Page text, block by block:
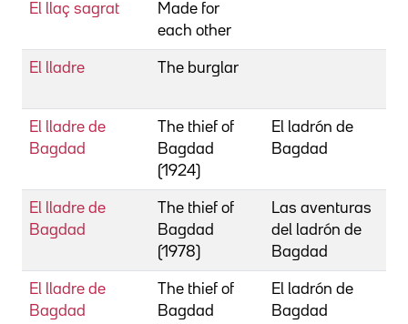
El llaç sagrat
Made for
each other
El lladre The burglar
El lladre de
Bagdad
The thief of
Bagdad
(1924)
El ladrón de
Bagdad
El lladre de
Bagdad
The thief of
Bagdad
(1978)
Las aventuras
del ladrón de
Bagdad
El lladre de
Bagdad
The thief of
Bagdad
El ladrón de
Bagdad